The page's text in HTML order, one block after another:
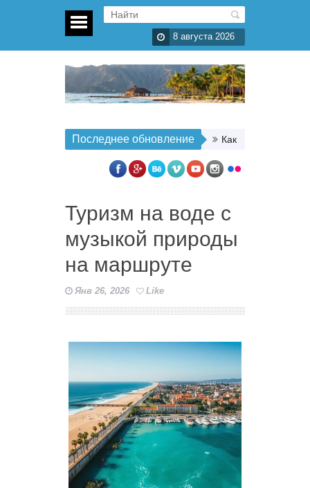
8 августа 2026
Последнее обновление Как организовать
Туризм на воде с
музыкой природы
на маршруте
Янв 26, 2026 Like